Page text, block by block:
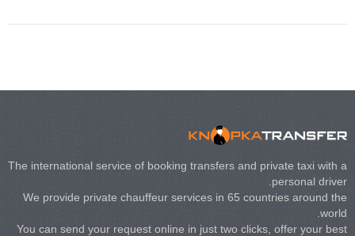
The international service of booking transfers and private taxi with a
personal driver.
We provide private chauffeur services in 65 countries around the
world.
You can send your request online in just two clicks, offer your best